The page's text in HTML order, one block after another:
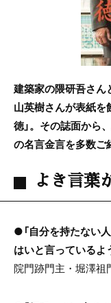
建築家の隈研吾さん
山英樹さんが表紙を
徳」。その誌面から
の名言金言を多数
よき言葉
●「自分を持たない
はいと言っているよ
院門跡門主・堀澤祖